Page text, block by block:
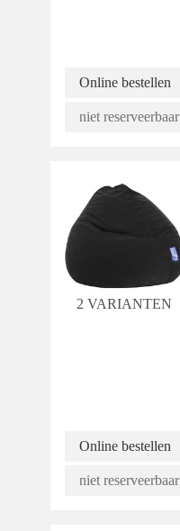
Online bestellen
niet reserveerbaar
2 VARIANTEN
Online bestellen
niet reserveerbaar